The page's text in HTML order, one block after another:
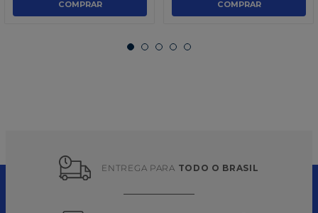
COMPRAR COMPRAR
ENTREGA PARA TODO O BRASIL